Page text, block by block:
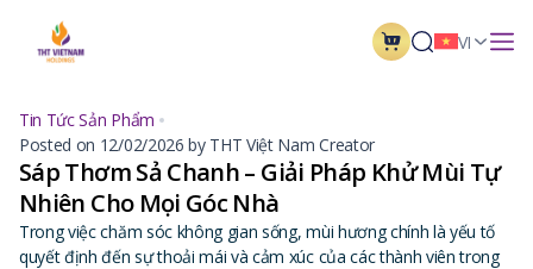
VI
Tin Tức Sản Phẩm
Posted on 12/02/2026 by THT Việt Nam Creator
Sáp Thơm Sả Chanh – Giải Pháp Khử Mùi Tự
Nhiên Cho Mọi Góc Nhà
Trong việc chăm sóc không gian sống, mùi hương chính là yếu tố
quyết định đến sự thoải mái và cảm xúc của các thành viên trong